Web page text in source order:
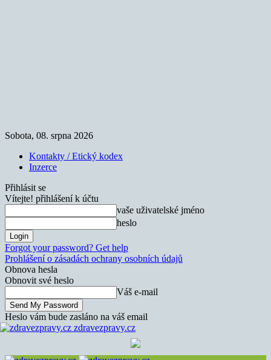
Sobota, 08. srpna 2026
Kontakty / Etický kodex
Inzerce
Přihlásit se
Vítejte! přihlášení k účtu
vaše uživatelské jméno
heslo
Forgot your password? Get help
Prohlášení o zásadách ochrany osobních údajů
Obnova hesla
Obnovit své heslo
Váš e-mail
Heslo vám bude zasláno na váš email
zdravezpravy.cz